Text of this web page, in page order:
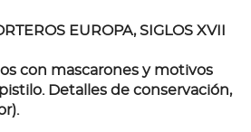
EUROPA, SIGLOS XVII
con mascarones y motivos
Detalles de conservación,